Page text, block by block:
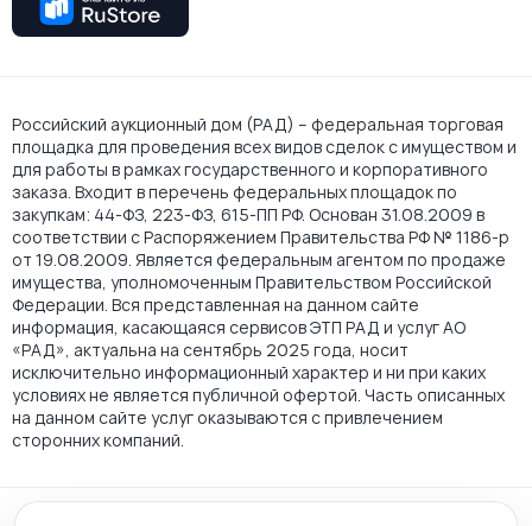
Российский аукционный дом (РАД) – федеральная торговая
площадка для проведения всех видов сделок с имуществом и
для работы в рамках государственного и корпоративного
заказа. Входит в перечень федеральных площадок по
закупкам: 44-ФЗ, 223-ФЗ, 615-ПП РФ. Основан 31.08.2009 в
соответствии с Распоряжением Правительства РФ № 1186-р
от 19.08.2009. Является федеральным агентом по продаже
имущества, уполномоченным Правительством Российской
Федерации. Вся представленная на данном сайте
информация, касающаяся сервисов ЭТП РАД и услуг АО
«РАД», актуальна на сентябрь 2025 года, носит
исключительно информационный характер и ни при каких
условиях не является публичной офертой. Часть описанных
на данном сайте услуг оказываются с привлечением
сторонних компаний.